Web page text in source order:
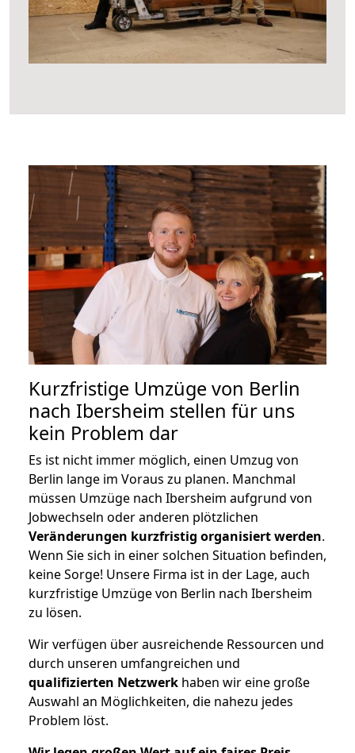
Kurzfristige Umzüge von Berlin
nach Ibersheim stellen für uns
kein Problem dar
Es ist nicht immer möglich, einen Umzug von
Berlin lange im Voraus zu planen. Manchmal
müssen Umzüge nach Ibersheim aufgrund von
Jobwechseln oder anderen plötzlichen
Veränderungen kurzfristig organisiert werden.
Wenn Sie sich in einer solchen Situation befinden,
keine Sorge! Unsere Firma ist in der Lage, auch
kurzfristige Umzüge von Berlin nach Ibersheim
zu lösen.
Wir verfügen über ausreichende Ressourcen und
durch unseren umfangreichen und
qualifizierten Netzwerk haben wir eine große
Auswahl an Möglichkeiten, die nahezu jedes
Problem löst.